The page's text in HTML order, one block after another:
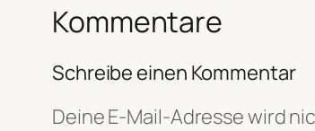
Kommentare
Schreibe einen Kommentar
Deine E-Mail-Adresse wird